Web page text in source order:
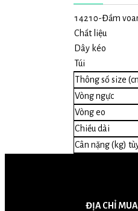
14210-Đầm
Chất liệu
Dây kéo
Túi
Thông số size
Vòng ngực
Vòng eo
Chiều dài
Cân nặng (kg)
ĐỊA CHỈ